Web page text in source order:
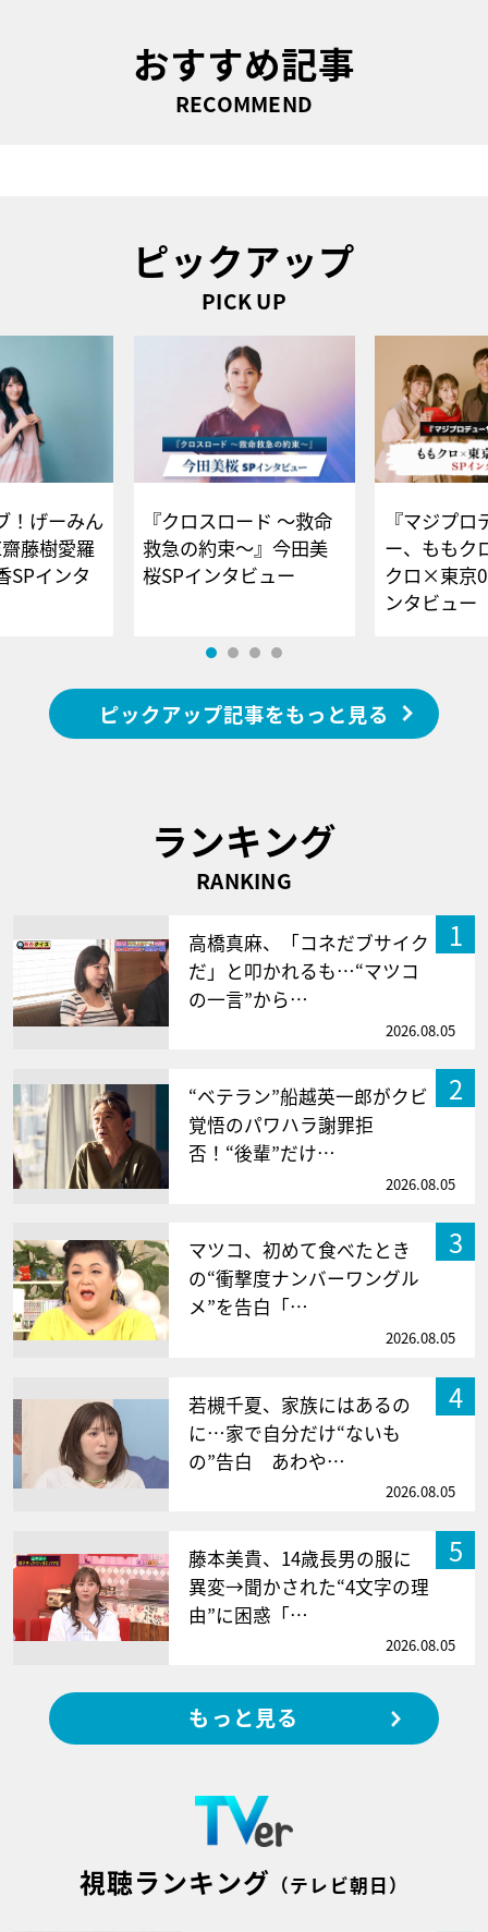
おすすめ記事
RECOMMEND
ピックアップ
PICK UP
！げーみん
藤樹愛羅
SPインタ
『クロスロード ～救命
救急の約束～』今田美
桜SPインタビュー
『マジプロ
ー、ももク
クロ×東京
ンタビュー
ピックアップ記事をもっと見る
ランキング
RANKING
1
高橋真麻、「コネだブサイク
だ」と叩かれるも…“マツコ
の一言”から…
2026.08.05
2
“ベテラン”船越英一郎がクビ
覚悟のパワハラ謝罪拒
否！“後輩”だけ…
2026.08.05
3
マツコ、初めて食べたとき
の“衝撃度ナンバーワングル
メ”を告白「…
2026.08.05
4
若槻千夏、家族にはあるの
に…家で自分だけ“ないも
の”告白 あわや…
2026.08.05
5
藤本美貴、14歳長男の服に
異変→聞かされた“4文字の理
由”に困惑「…
2026.08.05
もっと見る
視聴ランキング （テレビ朝日）